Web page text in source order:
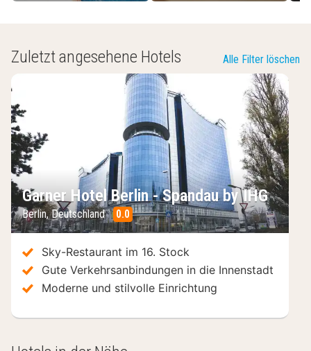
Zuletzt angesehene Hotels Alle Filter löschen
Garner Hotel Berlin - Spandau by IHG
Berlin,Deutschland 0.0
/10
Sky-Restaurant im 16. Stock
Gute Verkehrsanbindungen in die Innenstadt
Moderne und stilvolle Einrichtung